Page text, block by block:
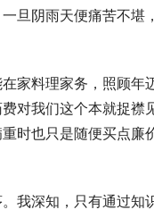
旦阴雨天便痛苦不堪
家料理家务，照顾年
对我们这个本就捉襟
时也只是随便买点廉
我深知，只有通过知